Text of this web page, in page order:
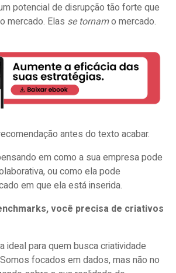
potencial de disrupção tão forte que
mercado. Elas se tornamo mercado.
antes do texto acabar.
em como a sua empresa pode
ou como ela pode
em que ela está inserida.
você precisa de criativos
ideal para quem busca criatividade
focados em dados, mas não no